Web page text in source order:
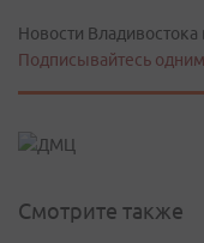
Новости Владивостока
Подписывайтесь
Смотрите также